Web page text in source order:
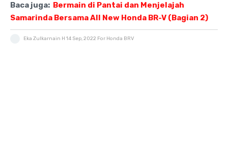
Baca juga: Bermain di Pantai dan Menjelajah
Samarinda Bersama All New Honda BR-V (Bagian 2)
Eka Zulkarnain H 14 Sep, 2022 For Honda BRV